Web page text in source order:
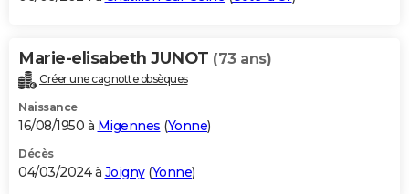
Marie-elisabeth JUNOT (73 ans)
Créer une cagnotte obsèques
Naissance
16/08/1950 à Migennes (Yonne)
Décès
04/03/2024 à Joigny(Yonne)